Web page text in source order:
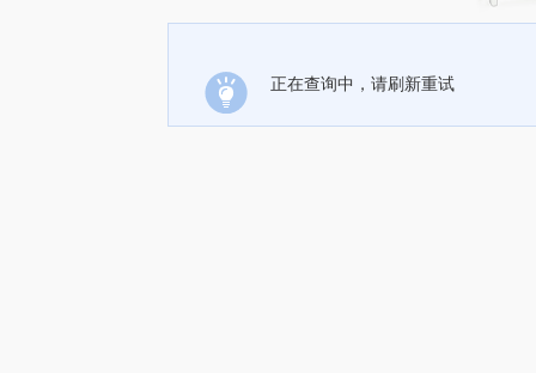
正在查询中，请刷新重试